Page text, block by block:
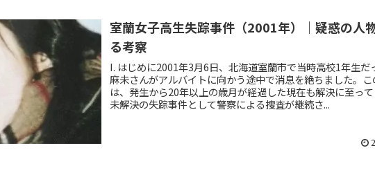
室蘭女子高生失踪事件（2001年）｜疑惑の人
る考察
I. はじめに2001年3月6日、北海道室蘭市で当時高校1年生だ
麻未さんがアルバイトに向かう途中で消息を絶ちました。こ
は、発生から20年以上の歳月が経過した現在も解決に至って
未解決の失踪事件として警察による捜査が継続さ...